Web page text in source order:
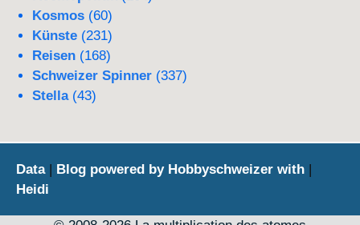
Kosmos (60)
Künste (231)
Reisen (168)
Schweizer Spinner (337)
Stella(43)
Data| Blog powered by Hobbyschweizer with |
Heidi